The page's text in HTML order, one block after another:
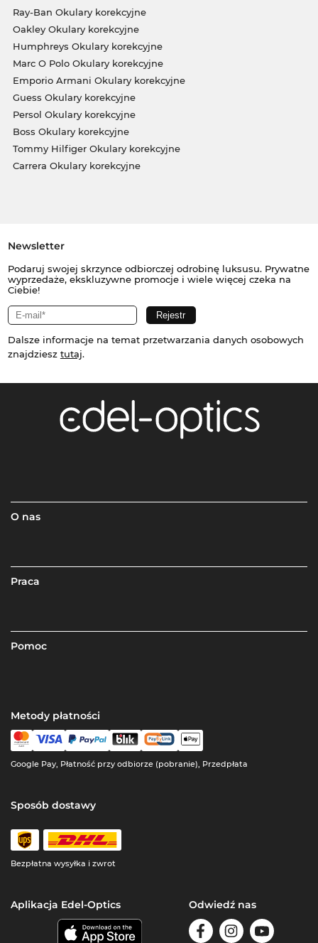
Ray-Ban Okulary korekcyjne
Oakley Okulary korekcyjne
Humphreys Okulary korekcyjne
Marc O Polo Okulary korekcyjne
Emporio Armani Okulary korekcyjne
Guess Okulary korekcyjne
Persol Okulary korekcyjne
Boss Okulary korekcyjne
Tommy Hilfiger Okulary korekcyjne
Carrera Okulary korekcyjne
Newsletter
Podaruj swojej skrzynce odbiorczej odrobinę luksusu. Prywatne
wyprzedaże, ekskluzywne promocje i wiele więcej czeka na
Ciebie!
Dalsze informacje na temat przetwarzania danych osobowych
znajdziesz tutaj.
O nas
Praca
Pomoc
Metody płatności
Google Pay, Płatność przy odbiorze (pobranie), Przedpłata
Sposób dostawy
Bezpłatna wysyłka i zwrot
Aplikacja Edel-Optics Odwiedź nas